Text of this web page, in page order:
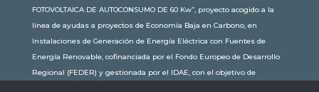
FOTOVOLTAICA DE AUTOCONSUMO DE 60 Kw”, proyecto acogido a la
línea de ayudas a proyectos de Economía Baja en Carbono, en
Instalaciones de Generación de Energía Eléctrica con Fuentes de
Energía Renovable, cofinanciada por el Fondo Europeo de Desarrollo
Regional (FEDER) y gestionada por el IDAE, con el objetivo de